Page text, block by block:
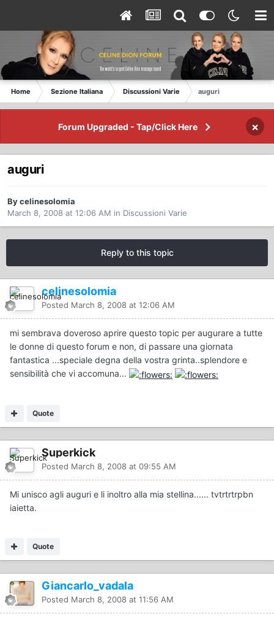
Home Sezione Italiana Discussioni Varie auguri
Forum Upgraded - Tap/Click Here ×
auguri
By celinesolomia
March 8, 2008 at 12:06 AM in Discussioni Varie
Reply to this topic
celinesolomia
Posted March 8, 2008 at 12:06 AM
mi sembrava doveroso aprire questo topic per augurare a tutte
le donne di questo forum e non, di passare una giornata
fantastica ...speciale degna della vostra grinta..splendore e
sensibilità che vi accomuna...
Quote
Superkick
Posted March 8, 2008 at 09:55 AM
Mi unisco agli auguri e li inoltro alla mia stellina...... tvtrtrtrpbn
iaietta.
Quote
Giancarlo_vadala
Posted March 8, 2008 at 11:56 AM